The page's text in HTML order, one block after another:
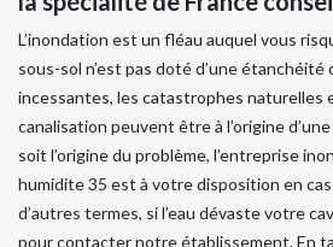
L’inondation est un fléau auquel vous
sous-sol n’est pas doté d’une étanchéité
incessantes, les catastrophes naturelles
canalisation peuvent être à l’origine
soit l’origine du problème, l’entreprise
humidite 35 est à votre disposition en
d’autres termes, si l’eau dévaste votre
pour contacter notre établissement. En